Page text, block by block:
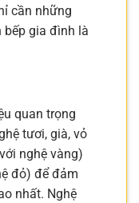
cần những
bếp gia đình là
quan trọng
tươi, già, vỏ
nghệ vàng)
đỏ) để đảm
nhất. Nghệ